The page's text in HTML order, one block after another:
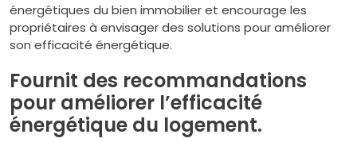
énergétiques du bien immobilier et encourage les
propriétaires à envisager des solutions pour améliorer
son efficacité énergétique.
Fournit des recommandations
pour améliorer l’efficacité
énergétique du logement.